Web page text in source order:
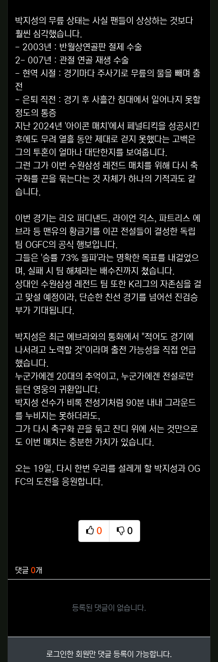
박지성의 무릎 상태는 사실 팬들이 상상하는 것보다
훨씬 심각했습니다.
- 2003년 : 반월상연골판 절제 수술
2- 007년 : 관절 연골 재생 수술
- 현역 시절 : 경기마다 주사기로 무릎의 물을 빼며 출
전
- 은퇴 직전 : 경기 후 사흘간 침대에서 일어나지 못할
정도의 통증
지난 2024년 '아이콘 매치'에서 페널티킥을 성공시킨
후에도 무려 열흘 동안 제대로 걷지 못했다는 고백은
그의 투혼이 얼마나 대단한지를 보여줍니다.
그런 그가 이번 수원삼성 레전드 매치를 위해 다시 축
구화를 끈을 묶는다는 것 자체가 하나의 기적과도 같
습니다.
이번 경기는 리오 퍼디낸드, 라이언 긱스, 파트리스 에
브라 등 맨유의 황금기를 이끈 전설들이 결성한 독립
팀 OGFC의 공식 행보입니다.
그들은 '승률 73% 돌파'라는 명확한 목표를 내걸었으
며, 실패 시 팀 해체라는 배수진까지 쳤습니다.
상대인 수원삼성 레전드 팀 또한 K리그의 자존심을 걸
고 맞설 예정이라, 단순한 친선 경기를 넘어선 진검승
부가 기대됩니다.
박지성은 최근 에브라와의 통화에서 "적어도 경기에
나서려고 노력할 것"이라며 출전 가능성을 직접 언급
했습니다.
누군가에겐 20대의 추억이고, 누군가에겐 전설로만
듣던 영웅의 귀환입니다.
박지성 선수가 비록 전성기처럼 90분 내내 그라운드
를 누비지는 못하더라도,
그가 다시 축구화 끈을 묶고 잔디 위에 서는 것만으로
도 이번 매치는 충분한 가치가 있습니다.
오는 19일, 다시 한번 우리를 설레게 할 박지성과 OG
FC의 도전을 응원합니다.
0
추천
0
비추천
댓글 0개
등록된 댓글이 없습니다.
로그인한 회원만 댓글 등록이 가능합니다.